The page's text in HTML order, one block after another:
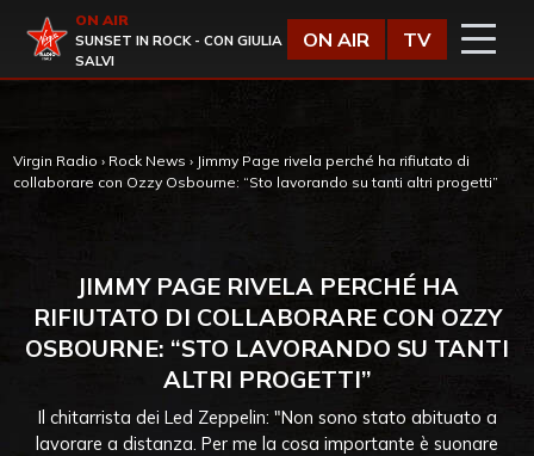
Virgin Radio
ON AIR
SUNSET IN ROCK - CON GIULIA
SALVI
ON AIR TV
Virgin Radio › Rock News › Jimmy Page rivela perché ha rifiutato di
collaborare con Ozzy Osbourne: “Sto lavorando su tanti altri progetti”
JIMMY PAGE RIVELA PERCHÉ HA
RIFIUTATO DI COLLABORARE CON OZZY
OSBOURNE: “STO LAVORANDO SU TANTI
ALTRI PROGETTI”
Il chitarrista dei Led Zeppelin: "Non sono stato abituato a
lavorare a distanza. Per me la cosa importante è suonare